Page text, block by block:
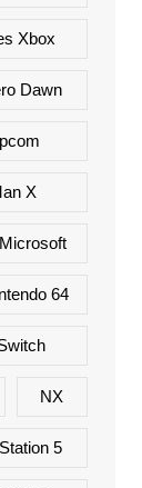
Xbox
Dawn
X
Microsoft
64
NX
5